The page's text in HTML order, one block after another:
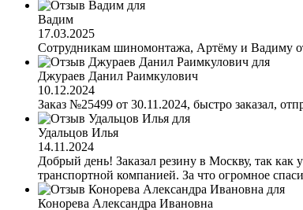
Вадим
17.03.2025
Сотрудникам шиномонтажа, Артёму и Вадиму
Джураев Данил Раимкулович
10.12.2024
Заказ №25499 от 30.11.2024, быстро заказал,
Удальцов Илья
14.11.2024
Добрый день! Заказал резину в Москву, так как
транспортной компанией. За что огромное
Конорева Александра Ивановна